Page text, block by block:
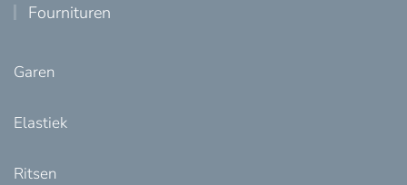
Fournituren
Garen
Elastiek
Ritsen